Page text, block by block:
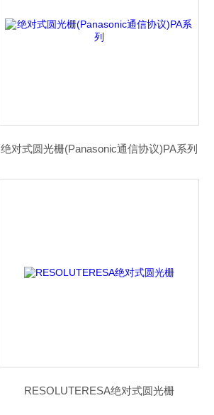
绝对式圆光栅(Panasonic通信协议)PA系列
RESOLUTERESA绝对式圆光栅